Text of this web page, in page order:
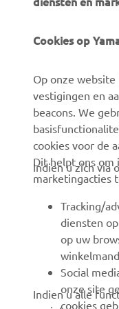
CORPORATE
Over ons
Nieuws
Evenementen
Werken bij Yamaha
Dealer worden
Basisbeleid inzake
duurzaamheid
Cookies op
Op onze website
vestigingen en
beacons. We
cookies voor de
Dit helpt ons om
marketingacties
Indien u zich via
Tracking/
diensten
op uw
Social
onze site
cookies
Indien u alle